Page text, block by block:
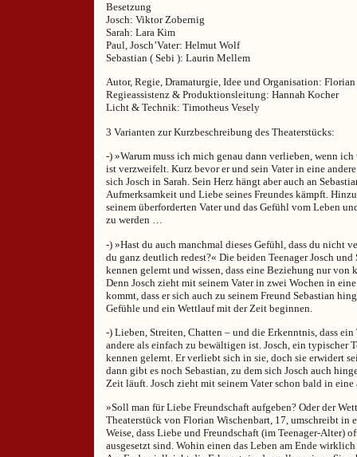
Besetzung
Josch: Viktor Zobernig
Sarah: Lara Kim
Paul, Josch’Vater: Helmut Wolf
Sebastian ( Sebi ): Laurin Mellem
Autor, Regie, Dramaturgie, Idee und Organisation:
Regieassistenz & Produktionsleitung: Hannah Kocher
Licht & Technik: Timotheus Vesely
3 Varianten zur Kurzbeschreibung des Theaterstücks:
-) »Warum muss ich mich genau dann verlieben, wenn ich
ist verzweifelt. Kurz bevor er und sein Vater in eine
sich Josch in Sarah. Sein Herz hängt aber auch an
Aufmerksamkeit und Liebe seines Freundes kämpft.
seinem überforderten Vater und das Gefühl vom Leben
zu werden …
-) »Hast du auch manchmal dieses Gefühl, dass du nicht
du ganz deutlich redest?« Die beiden Teenager Josch und
kennen gelernt und wissen, dass eine Beziehung nur von
Denn Josch zieht mit seinem Vater in zwei Wochen in
kommt, dass er sich auch zu seinem Freund Sebastian
Gefühle und ein Wettlauf mit der Zeit beginnen.
-) Lieben, Streiten, Chatten – und die Erkenntnis, dass ein
andere als einfach zu bewältigen ist. Josch, ein typischer
kennen gelernt. Er verliebt sich in sie, doch sie erwidert
dann gibt es noch Sebastian, zu dem sich Josch auch
Zeit läuft. Josch zieht mit seinem Vater schon bald in
»Soll man für Liebe Freundschaft aufgeben? Oder der
Theaterstück von Florian Wischenbart, 17, umschreibt in
Weise, dass Liebe und Freundschaft (im Teenager-Alter)
ausgesetzt sind. Wohin einen das Leben am Ende